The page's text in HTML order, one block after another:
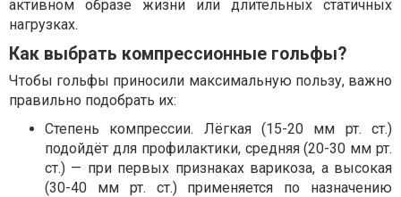
активном образе жизни или длительных статичных
нагрузках.
Как выбрать компрессионные гольфы?
Чтобы гольфы приносили максимальную пользу, важно
правильно подобрать их:
Степень компрессии. Лёгкая (15-20 мм рт. ст.)
подойдёт для профилактики, средняя (20-30 мм рт.
ст.) — при первых признаках варикоза, а высокая
(30-40 мм рт. ст.) применяется по назначению